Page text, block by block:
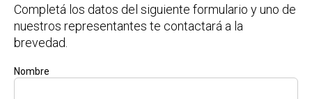
Completá los datos del siguiente formulario y uno de
nuestros representantes te contactará a la
brevedad.
Nombre